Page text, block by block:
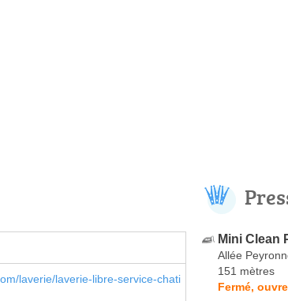
laverie/laverie-libre-service-chati
Mini Clean
Allée
151 mètres
Fermé,